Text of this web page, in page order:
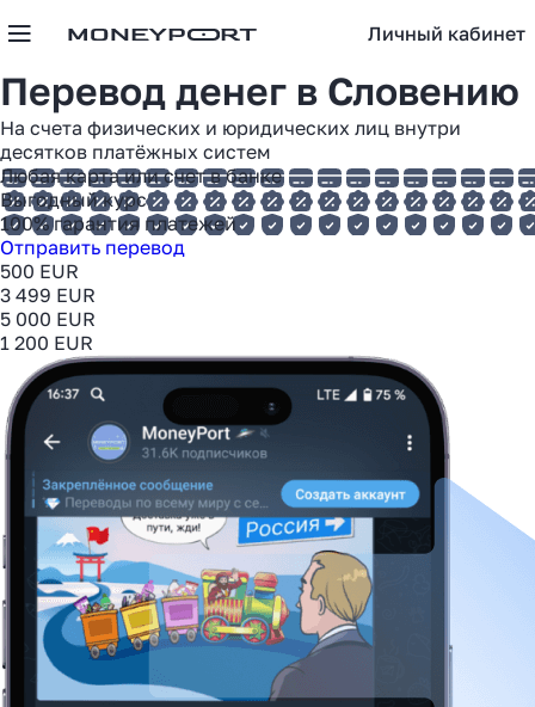
Личный кабинет
Перевод денег в Словению
На счета физических и юридических лиц внутри
десятков платёжных систем
Любая карта или счет в банке
Выгодный курс
100% гарантия платежей
Отправить перевод
500 EUR
3 499 EUR
5 000 EUR
1 200 EUR